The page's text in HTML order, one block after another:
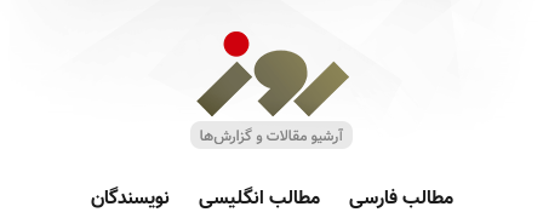
مطالب فارسی مطالب انگلیسی نویسندگان